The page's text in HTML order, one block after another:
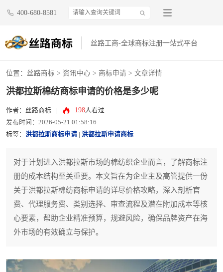
400-680-8581
丝路工商-全球商标注册一站式平台
位置： 丝路商标 > 资讯中心 > 商标申请 > 文章详情
洪都拉斯棉纺商标申请的价格是多少呢
作者：丝路商标 198人看过
发布时间：2026-05-21 01:58:16
标签： 洪都拉斯商标申请 洪都拉斯申请商标
对于计划进入洪都拉斯市场的棉纺织企业而言，了解商标注
册的成本结构至关重要。本文旨在为企业主及高管提供一份
关于洪都拉斯棉纺商标申请的详尽价格攻略，深入剖析官
费、代理服务费、类别选择、审查流程及潜在附加成本等核
心要素，帮助企业精准预算，规避风险，确保品牌资产在海
外市场的有效确立与保护。